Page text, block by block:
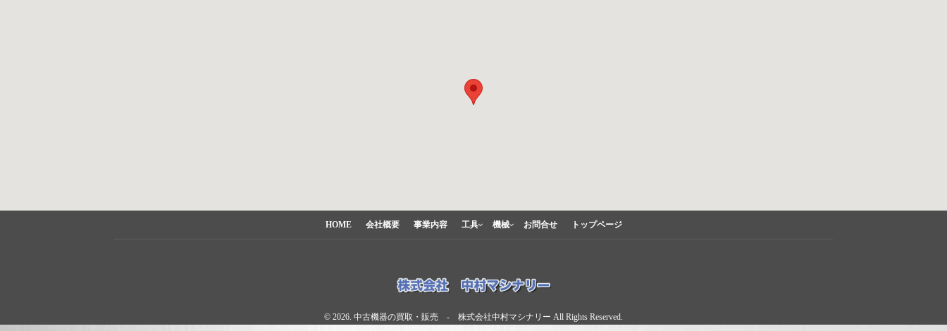
HOME 会社概要 事業内容 工具 機械 お問合せ トップページ
© 2026. 中古機器の買取・販売 - 株式会社中村マシナリー All Rights Reserved.